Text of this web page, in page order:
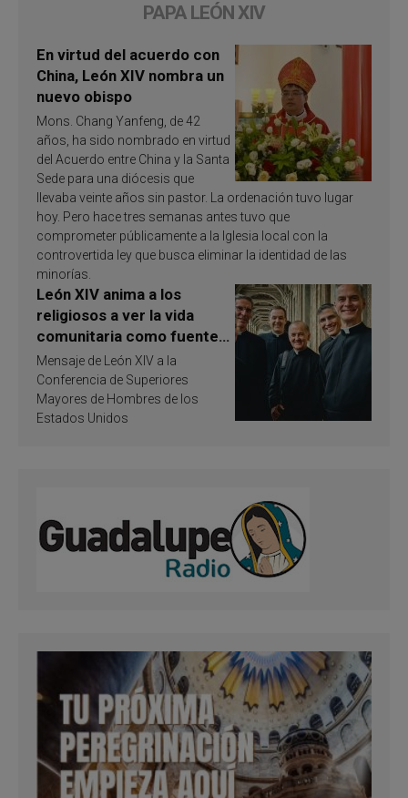
PAPA LEÓN XIV
En virtud del acuerdo con
China, León XIV nombra un
nuevo obispo
Mons. Chang Yanfeng, de 42
años, ha sido nombrado en virtud
del Acuerdo entre China y la Santa
Sede para una diócesis que
llevaba veinte años sin pastor. La ordenación tuvo lugar
hoy. Pero hace tres semanas antes tuvo que
comprometer públicamente a la Iglesia local con la
controvertida ley que busca eliminar la identidad de las
minorías.
León XIV anima a los
religiosos a ver la vida
comunitaria como fuente
de inspiración y
santificación
Mensaje de León XIV a la
Conferencia de Superiores
Mayores de Hombres de los
Estados Unidos